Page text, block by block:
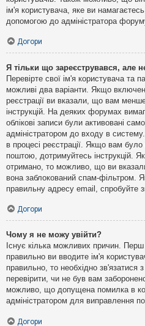
ім'я користувача, яке ви
допомогою до адміністратора
Догори
Я тільки що зареєструвався, але
Перевірте свої ім'я користувача та
можливі два варіанти. Якщо
реєстрації ви вказали, що вам
інструкцій. На деяких форумах
облікові записи були активовані
адміністратором до входу в
в процесі реєстрації. Якщо вам
поштою, дотримуйтесь інструкцій.
отримано, то можливо, що ви
вона заблокований спам-фільтром.
правильну адресу email, спробуйте
Догори
Чому я не можу увійти?
Існує кілька можливих причин.
правильно ви вводите ім'я
правильно, то необхідно зв'язатися
перевірити, чи не був вам
можливо, що допущена помилка в
адміністратором для виправлення
Догори